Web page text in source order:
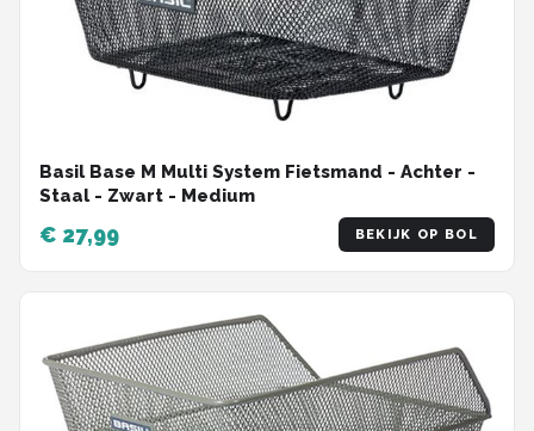
Basil Base M Multi System Fietsmand - Achter -
Staal - Zwart - Medium
€ 27,99 BEKIJK OP BOL